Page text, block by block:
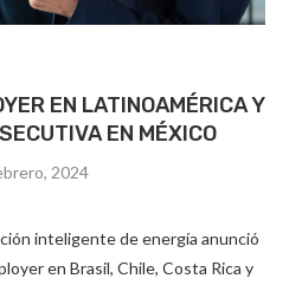
EN LATINOAMÉRICA Y
EN MÉXICO
2024
inteligente de energía anunció
en Brasil, Chile, Costa Rica y